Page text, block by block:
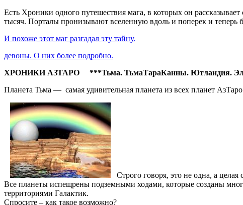
Есть Хроники одного путешествия мага, в которых он
тысяч. Порталы пронизывают вселенную вдоль и поперек и теперь
И похоже этот маг разгадал эту тайну.
девоны. О них более подробно.
ХРОНИКИ АЗТАРО ***Тьма. ТьмаТараКанны. Ютландия.
Планета Тьма — самая удивительная планета из всех планет
Строго говоря, это не одна, а
Все планеты испещрены подземными ходами, которые созданы
территориями Галактик.
Спросите – как такое возможно?